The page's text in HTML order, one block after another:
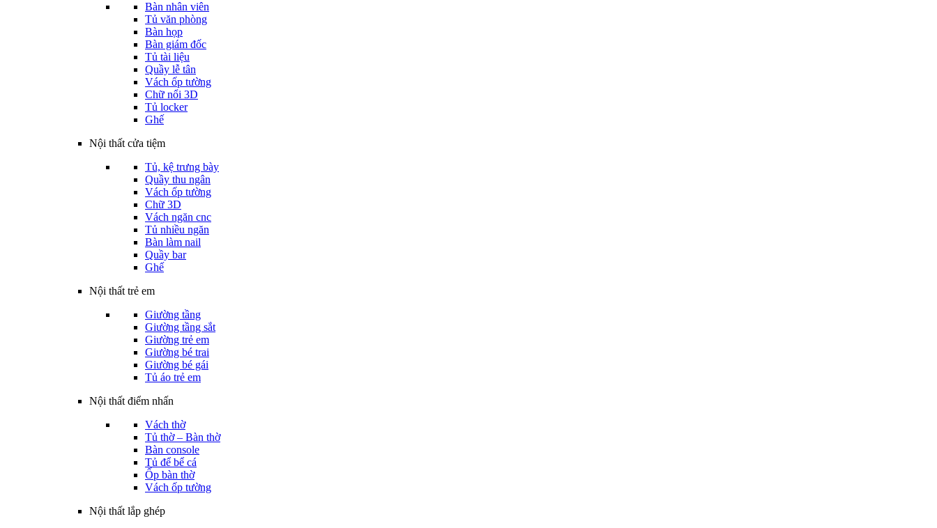
Bàn nhân viên
Tủ văn phòng
Bàn họp
Bàn giám đốc
Tủ tài liệu
Quầy lễ tân
Vách ốp tường
Chữ nổi 3D
Tủ locker
Ghế
Nội thất cửa tiệm
Tủ, kệ trưng bày
Quầy thu ngân
Vách ốp tường
Chữ 3D
Vách ngăn cnc
Tủ nhiều ngăn
Bàn làm nail
Quầy bar
Ghế
Nội thất trẻ em
Giường tầng
Giường tầng sắt
Giường trẻ em
Giường bé trai
Giường bé gái
Tủ áo trẻ em
Nội thất điểm nhấn
Vách thờ
Tủ thờ – Bàn thờ
Bàn console
Tủ để bể cá
Ốp bàn thờ
Vách ốp tường
Nội thất lắp ghép